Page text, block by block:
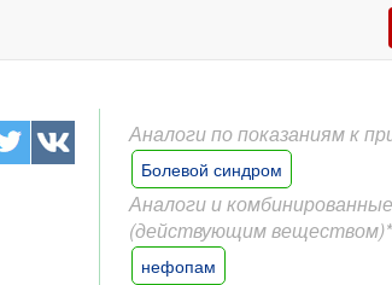
Аналоги по показаниям к
Болевой синдром
Аналоги и
(действующим веществом)*
нефопам